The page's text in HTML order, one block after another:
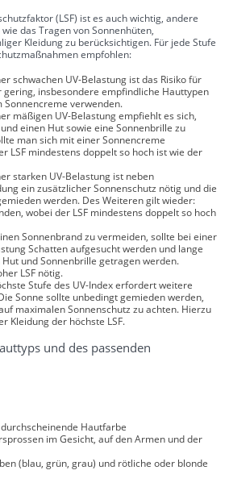
(LSF) ist es auch wichtig, andere
das Tragen von Sonnenhüten,
Kleidung zu berücksichtigen. Für jede Stufe
empfohlen:
schwachen UV-Belastung ist das Risiko für
gering, insbesondere empfindliche Hauttypen
verwenden.
mäßigen UV-Belastung empfiehlt es sich,
einen Hut sowie eine Sonnenbrille zu
man sich mit einer Sonnencreme
LSF mindestens doppelt so hoch ist wie der
starken UV-Belastung ist neben
ein zusätzlicher Sonnenschutz nötig und die
werden. Des Weiteren gilt wieder:
wobei der LSF mindestens doppelt so hoch
Sonnenbrand zu vermeiden, sollte bei einer
Schatten aufgesucht werden und lange
und Sonnenbrille getragen werden.
LSF nötig.
Stufe des UV-Index erfordert weitere
Sonne sollte unbedingt gemieden werden,
maximalen Sonnenschutz zu achten. Hierzu
Kleidung der höchste LSF.
und des passenden
Hautfarbe
im Gesicht, auf den Armen und der
(blau, grün, grau) und rötliche oder blonde